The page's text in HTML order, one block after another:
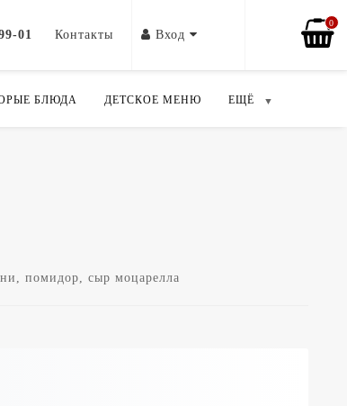
01 Контакты Вход
0
БЛЮДА ДЕТСКОЕ МЕНЮ ЕЩЁ
помидор, сыр моцарелла